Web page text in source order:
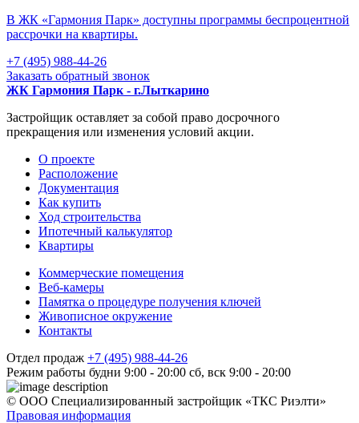
В ЖК «Гармония Парк» доступны программы беспроцентной
рассрочки на квартиры.
+7 (495) 988-44-26
Заказать обратный звонок
ЖК Гармония Парк - г.Лыткарино
Застройщик оставляет за собой право досрочного
прекращения или изменения условий акции.
О проекте
Раcположение
Документация
Как купить
Ход строительства
Ипотечный калькулятор
Квартиры
Коммерческие помещения
Веб-камеры
Памятка о процедуре получения ключей
Живописное окружение
Контакты
Отдел продаж +7 (495) 988-44-26
Режим работы будни 9:00 - 20:00 сб, вск 9:00 - 20:00
© ООО Специализированный застройщик «ТКС Риэлти»
Правовая информация